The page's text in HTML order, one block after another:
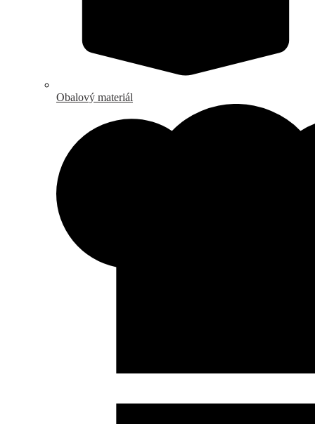
Obalový materiál